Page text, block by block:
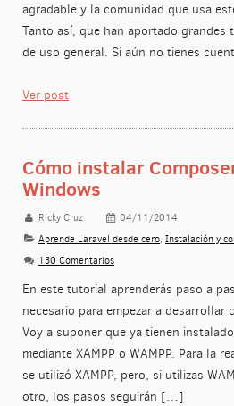
agradable y la comunidad que usa
Tanto así, que han aportado
de uso general. Si aún no tienes
Ver post
Cómo instalar
Windows
Ricky Cruz
04/11/2014
Aprende Laravel desde cero,Instalación y
130 Comentarios
En este tutorial aprenderás paso a
necesario para empezar a desarrollar
Voy a suponer que ya tienen
mediante XAMPP o WAMPP. Para la
se utilizó XAMPP, pero, si utilizas
otro, los pasos seguirán […]